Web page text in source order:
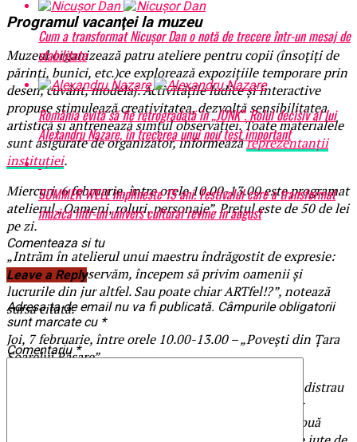
Programul vacanţei la muzeu
Muzeul organizează patru ateliere pentru copii (însoțiți de
părinți, bunici, etc.)ce explorează expozițiile temporare prin
desen, cuvânt, modelaj. Activităţile ludice şi interactive
propuse stimulează creativitatea, dezvoltă sensibilitatea
artistică și antrenează simţul observației. Toate materialele
sunt asigurate de organizator, informeazăreprezentanţii
instituţiei.
Miercuri, 6 februarie, între orele 10.00-13.00 este programat
atelierul „Oameni, roluri, personaje”. Preţul este de 50 de lei
pe zi.
„Intrăm în atelierul unui maestru îndrăgostit de expresie:
desenăm și observăm, începem să privim oamenii și
lucrurile din jur altfel. Sau poate chiar ARTfel!?”, notează
sursa citată.
Joi, 7 februarie, între orele 10.00-13.00 – „Poveşti din Ţara
Soarelui Răsare”.
„Privind gravurile maeștrilor japonezi aflăm cum se distrau
favorite. Și apoi împletim din cuvinte și imagini o nouă
Cum a transformat Nicușor Dan o notă de trecere într-un mesaj de
stabilitate
România evită să fie retrogradată în „JUNK”. Rolul decisiv al lui
Alexandru Nazare, în trecerea unui nou test important
SUMMER WELL implineste 15 ani. Festivalul care a transformat
muzica intr-un univers cultural revine in august
Comenteaza si tu
Leave a Reply
Adresa ta de email nu va fi publicată. Câmpurile obligatorii
sunt marcate cu *
Comentariu *